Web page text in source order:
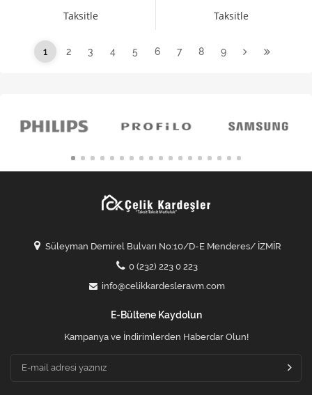
Taksitle Taksitle
1 2 3 4 5 6 7 8 9
Süleyman Demirel Bulvarı No:10/D-E Menderes/ İZMİR
0 (232) 223 0 223
info@celikkardesleravm.com
E-Bültene Kaydolun
Kampanya ve İndirimlerden Haberdar Olun!